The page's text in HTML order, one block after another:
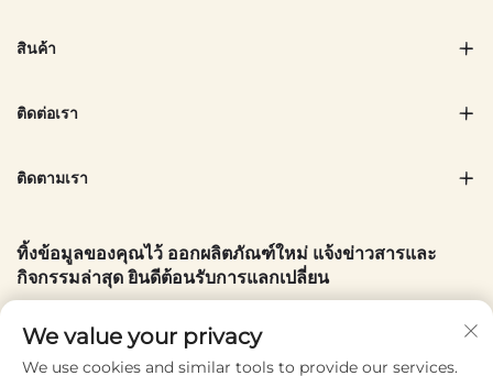
สินค้า
ติดต่อเรา
ติดตามเรา
ทิ้งข้อมูลของคุณไว้ ออกผลิตภัณฑ์ใหม่ แจ้งข่าวสารและ
กิจกรรมล่าสุด ยินดีต้อนรับการแลกเปลี่ยน
อีเมลของคุณ
We value your privacy
We use cookies and similar tools to provide our services.